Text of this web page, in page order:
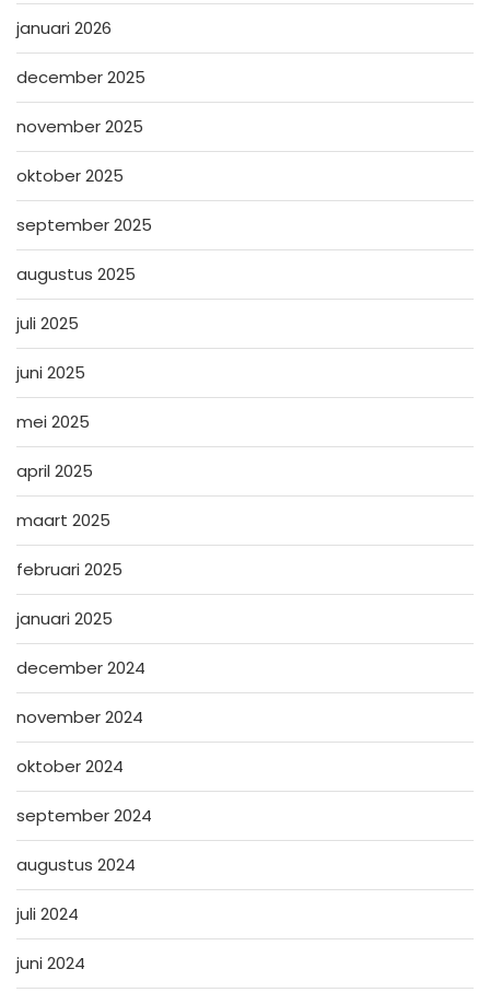
januari 2026
december 2025
november 2025
oktober 2025
september 2025
augustus 2025
juli 2025
juni 2025
mei 2025
april 2025
maart 2025
februari 2025
januari 2025
december 2024
november 2024
oktober 2024
september 2024
augustus 2024
juli 2024
juni 2024